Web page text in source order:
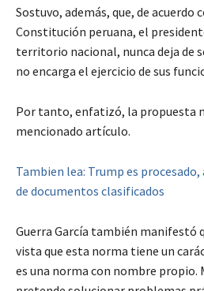
Sostuvo, además, que, de acuerdo
Constitución peruana, el
territorio nacional, nunca deja de
no encarga el ejercicio de sus
Por tanto, enfatizó, la propuesta
mencionado artículo.
Tambien lea: Trump es
de documentos clasificados
Guerra García también manifestó
vista que esta norma tiene un
es una norma con nombre propio.